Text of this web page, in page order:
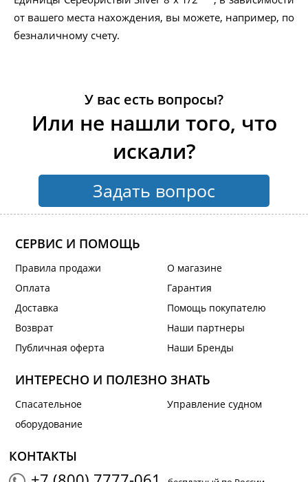
от вашего места нахождения, вы можете, например, по
безналичному счету.
У вас есть вопросы?
Или не нашли того, что
искали?
Задать вопрос
СЕРВИС И ПОМОЩЬ
Правила продажи
Оплата
Доставка
Возврат
Публичная оферта
О магазине
Гарантия
Помощь покупателю
Наши партнеры
Наши Бренды
ИНТЕРЕСНО И ПОЛЕЗНО ЗНАТЬ
Спасательное
оборудование
Управление судном
КОНТАКТЫ